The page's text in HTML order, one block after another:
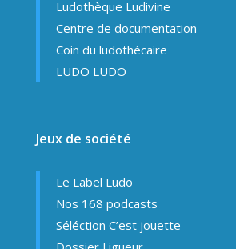
Ludothèque Ludivine
Centre de documentation
Coin du ludothécaire
LUDO LUDO
Jeux de société
Le Label Ludo
Nos 168 podcasts
Séléction C’est jouette